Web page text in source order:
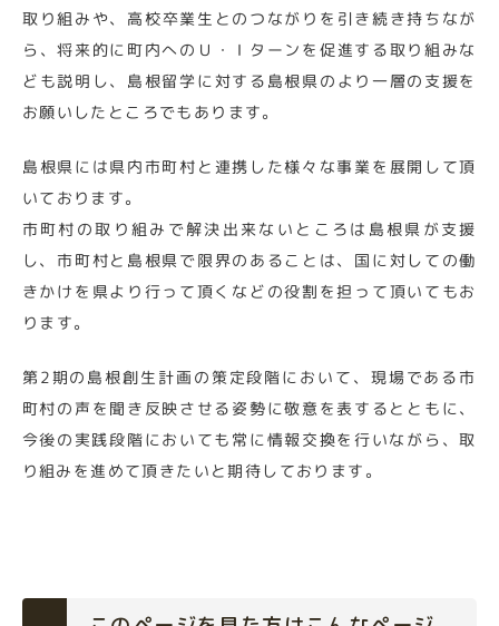
取り組みや、高校卒業生とのつながりを引き続き持ちなが
ら、将来的に町内へのＵ・Ｉターンを促進する取り組みな
ども説明し、島根留学に対する島根県のより一層の支援を
お願いしたところでもあります。
島根県には県内市町村と連携した様々な事業を展開して頂
いております。
市町村の取り組みで解決出来ないところは島根県が支援
し、市町村と島根県で限界のあることは、国に対しての働
きかけを県より行って頂くなどの役割を担って頂いてもお
ります。
第2期の島根創生計画の策定段階において、現場である市
町村の声を聞き反映させる姿勢に敬意を表するとともに、
今後の実践段階においても常に情報交換を行いながら、取
り組みを進めて頂きたいと期待しております。